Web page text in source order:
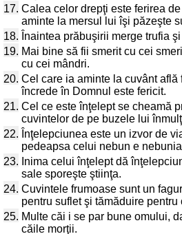
17. Calea celor drepţi este ferirea
aminte la mersul lui îşi păzeşte
18. Înaintea prăbuşirii merge trufia
19. Mai bine să fii smerit cu cei
cu cei mândri.
20. Cel care ia aminte la cuvânt află
încrede în Domnul este fericit.
21. Cel ce este înţelept se cheamă
cuvintelor de pe buzele lui
22. Înţelepciunea este un izvor de
pedeapsa celui nebun e
23. Inima celui înţelept dă
sale sporeşte ştiinţa.
24. Cuvintele frumoase sunt un
pentru suflet şi tămăduire pentru
25. Multe căi i se par bune omului,
căile morţii.